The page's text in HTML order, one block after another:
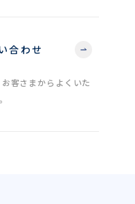
合わせ
客さまからよくいた